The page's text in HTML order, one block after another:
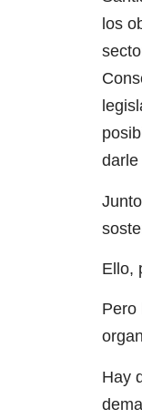
los
darle
Ello,
Pero
Hay